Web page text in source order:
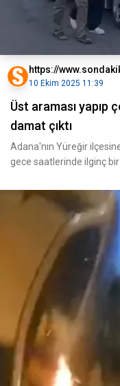
https://
10 Ekim 2025 11:39
Üst araması yapıp
damat çıktı
Adana'nın Yüreğir
gece saatlerinde ilginç